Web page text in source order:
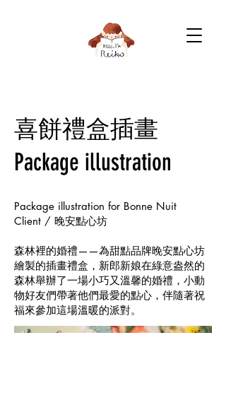
喜餅禮盒插畫
Package illustration
Package illustration for Bonne Nuit
Client / 晚安點心坊
森林裡的婚禮——為甜點品牌晚安點心坊
繪製的插畫禮盒，新郎新娘在綠意盎然的
森林舉辦了一場小巧又溫馨的婚禮，小動
物好友們帶著他們最愛的點心，伴隨著祝
福來參加這場溫暖的派對。